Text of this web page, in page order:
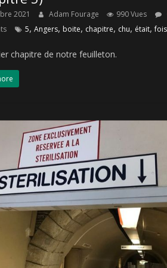
2021 Adam Fourage 990 Vues
5, Angers, boite, chapitre, chu, était,fois
chapitre de notre feuilleton.